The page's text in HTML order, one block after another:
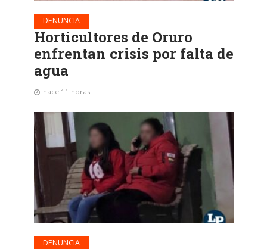
DENUNCIA
Horticultores de Oruro
enfrentan crisis por falta de
agua
hace 11 horas
DENUNCIA